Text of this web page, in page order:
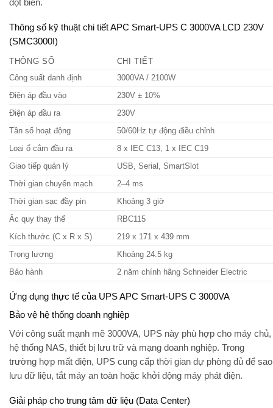
đột biến.
Thông số kỹ thuật chi tiết APC Smart-UPS C 3000VA LCD 230V
(SMC3000I)
THÔNG SỐ
CHI TIẾT
Công suất danh định
3000VA / 2100W
Điện áp đầu vào
230V ± 10%
Điện áp đầu ra
230V
Tần số hoạt động
50/60Hz tự động điều chỉnh
Loại ổ cắm đầu ra
8 x IEC C13, 1 x IEC C19
Giao tiếp quản lý
USB, Serial, SmartSlot
Thời gian chuyển mạch
2–4 ms
Thời gian sạc đầy pin
Khoảng 3 giờ
Ắc quy thay thế
RBC115
Kích thước (C x R x S)
219 x 171 x 439 mm
Trọng lượng
Khoảng 24.5 kg
Bảo hành
2 năm chính hãng Schneider Electric
Ứng dụng thực tế của UPS APC Smart-UPS C 3000VA
Bảo vệ hệ thống doanh nghiệp
Với công suất mạnh mẽ 3000VA, UPS này phù hợp cho máy chủ,
hệ thống NAS, thiết bị lưu trữ và mạng doanh nghiệp. Trong
trường hợp mất điện, UPS cung cấp thời gian dự phòng đủ để sao
lưu dữ liệu, tắt máy an toàn hoặc khởi động máy phát điện.
Giải pháp cho trung tâm dữ liệu (Data Center)